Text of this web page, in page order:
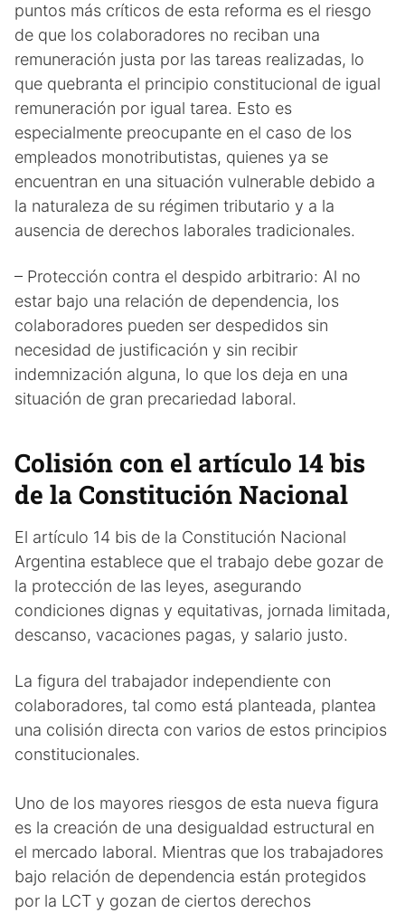
puntos más críticos de esta reforma es el riesgo
de que los colaboradores no reciban una
remuneración justa por las tareas realizadas, lo
que quebranta el principio constitucional de igual
remuneración por igual tarea. Esto es
especialmente preocupante en el caso de los
empleados monotributistas, quienes ya se
encuentran en una situación vulnerable debido a
la naturaleza de su régimen tributario y a la
ausencia de derechos laborales tradicionales.
– Protección contra el despido arbitrario: Al no
estar bajo una relación de dependencia, los
colaboradores pueden ser despedidos sin
necesidad de justificación y sin recibir
indemnización alguna, lo que los deja en una
situación de gran precariedad laboral.
Colisión con el artículo 14 bis
de la Constitución Nacional
El artículo 14 bis de la Constitución Nacional
Argentina establece que el trabajo debe gozar de
la protección de las leyes, asegurando
condiciones dignas y equitativas, jornada limitada,
descanso, vacaciones pagas, y salario justo.
La figura del trabajador independiente con
colaboradores, tal como está planteada, plantea
una colisión directa con varios de estos principios
constitucionales.
Uno de los mayores riesgos de esta nueva figura
es la creación de una desigualdad estructural en
el mercado laboral. Mientras que los trabajadores
bajo relación de dependencia están protegidos
por la LCT y gozan de ciertos derechos